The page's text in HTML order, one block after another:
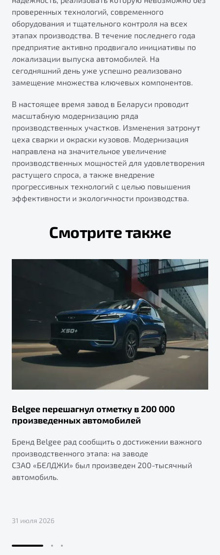
проверенных технологий, современного
оборудования и тщательного контроля на всех
этапах производства. В течение последнего года
предприятие активно продвигало инициативы по
локализации выпуска автомобилей. На
сегодняшний день уже успешно реализовано
замещение множества ключевых компонентов.
В настоящее время завод в Беларуси проводит
масштабную модернизацию ряда
производственных участков. Изменения затронут
цеха сварки и окраски кузовов. Модернизация
направлена на значительное увеличение
производственных мощностей для удовлетворения
растущего спроса, а также внедрение
прогрессивных технологий с целью повышения
эффективности и экологичности производства.
Смотрите также
Belgee перешагнул отметку в 200 000
произведенных автомобилей
Бренд Belgee рад сообщить о достижении важного
производственного этапа: на заводе
СЗАО «БЕЛДЖИ» был произведен 200-тысячный
автомобиль.
31 июля 2026